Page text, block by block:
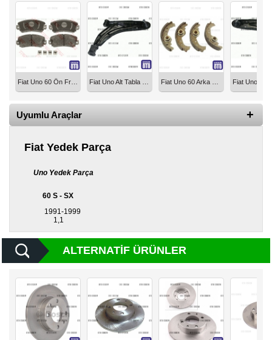
Yedekleri
Aksesuar
Sanroof
Diğer
Motor
Uyumlu Araçlar
Fiat Yedek Parça
Uno Yedek Parça
60 S - SX
1991-1999
1,1
ALTERNATIF ÜRÜNLER